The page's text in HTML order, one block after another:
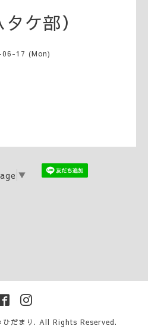
ケ部）
06-17 (Mon)
▼
だまり . All Rights Reserved.